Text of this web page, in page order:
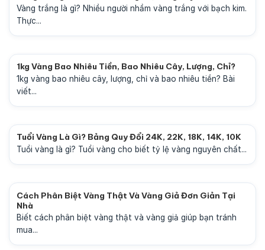
Vàng trắng là gì? Nhiều người nhầm vàng trắng với bạch kim.
Thực...
1kg Vàng Bao Nhiêu Tiền, Bao Nhiêu Cây, Lượng, Chỉ?
1kg vàng bao nhiêu cây, lượng, chỉ và bao nhiêu tiền? Bài
viết...
Tuổi Vàng Là Gì? Bảng Quy Đổi 24K, 22K, 18K, 14K, 10K
Tuổi vàng là gì? Tuổi vàng cho biết tỷ lệ vàng nguyên chất...
Cách Phân Biệt Vàng Thật Và Vàng Giả Đơn Giản Tại
Nhà
Biết cách phân biệt vàng thật và vàng giả giúp bạn tránh
mua...